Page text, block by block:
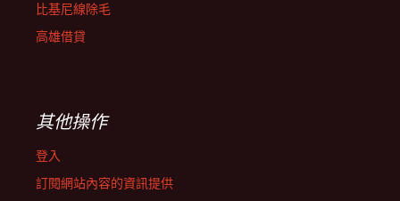
比基尼線除毛
高雄借貸
其他操作
登入
訂閱網站內容的資訊提供